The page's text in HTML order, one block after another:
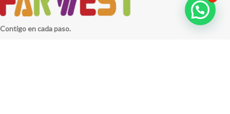
Contigo en cada paso.